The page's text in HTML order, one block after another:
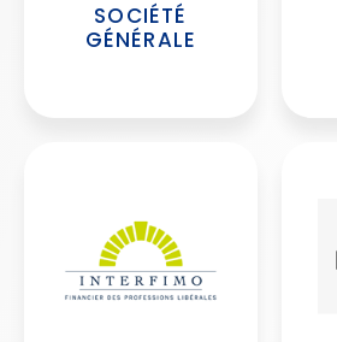
SOCIÉTÉ
GÉNÉRALE